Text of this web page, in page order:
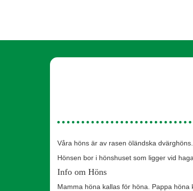
Våra höns är av rasen öländska
Hönsen bor i hönshuset som ligger vid
Info om Höns
Mamma höna kallas för höna. Pappa höna